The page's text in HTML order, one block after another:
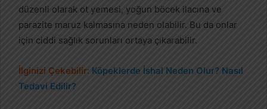
düzenli olarak ot yemesi, yoğun böcek ilacına ve
parazite maruz kalmasına neden olabilir. Bu da onlar
için ciddi sağlık sorunları ortaya çıkarabilir.
İlginizi Çekebilir: Köpeklerde İshal Neden Olur? Nasıl
Tedavi Edilir?